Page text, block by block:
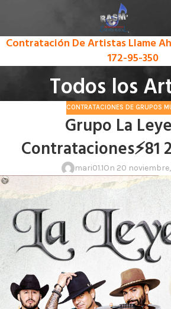
Contratación De Artistas Llame
172-95-350
Todos los
CONTRATACIONES DE GRUPOS
Grupo La
Contrataciones⚡81
mari01.1On 20